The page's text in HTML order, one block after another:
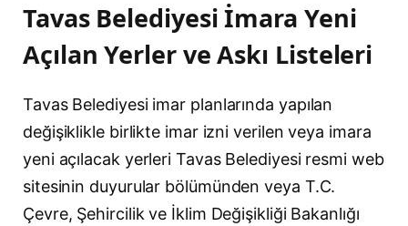
Tavas Belediyesi İmara Yeni
Açılan Yerler ve Askı Listeleri
Tavas Belediyesi imar planlarında yapılan
değişiklikle birlikte imar izni verilen veya imara
yeni açılacak yerleri Tavas Belediyesi resmi web
sitesinin duyurular bölümünden veya T.C.
Çevre, Şehircilik ve İklim Değişikliği Bakanlığı